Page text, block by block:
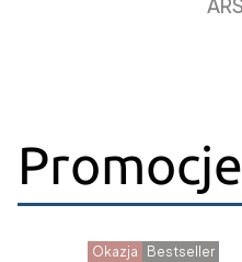
Promocje
Okazja Bestseller